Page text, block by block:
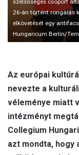
26-án történt rongálás
elkövetését egy
Hungaricum Berlin/
Az európai
nevezte a
véleménye miatt
intézményt
Collegium
azt mondta, hogy